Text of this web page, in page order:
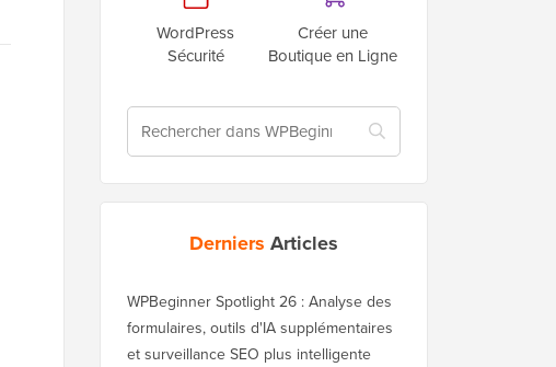
WordPress
Sécurité
Créer une
Boutique en Ligne
Derniers Articles
WPBeginner Spotlight 26 : Analyse des
formulaires, outils d'IA supplémentaires
et surveillance SEO plus intelligente